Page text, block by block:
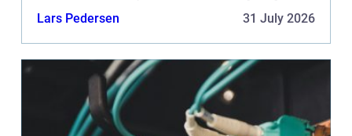
muligheder, når det komm...
Lars Pedersen 31 July 2026